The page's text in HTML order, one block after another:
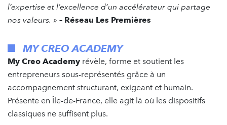
l’expertise et l’excellence d’un accélérateur qui partage
nos valeurs. » – Réseau Les Premières
MY CREO ACADEMY
My Creo Academy révèle, forme et soutient les
entrepreneurs sous-représentés grâce à un
accompagnement structurant, exigeant et humain.
Présente en Île-de-France, elle agit là où les dispositifs
classiques ne suffisent plus.